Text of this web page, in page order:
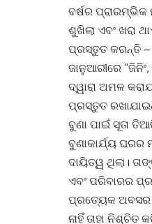
ବର୍ଷର ପ୍ରାରମ୍ଭିକ
ଶୁଖିଲା ଏବଂ ଖରା
ପ୍ରସ୍ତୁତ କରନ୍ତି –
ଜାନୁଆରୀରେ
ଦ୍ୱାରା ଅମଳ
ପ୍ରସ୍ତୁତ
ବୁଣା ପାଇଁ ସୂତା
ବୁଣାକାର୍ଯ୍ୟ ଘରର
ଦାୟିତ୍ୱ ଥିଲା।
ଏବଂ ପରିବାରର
ପ୍ରତ୍ୟେକ ଅବସର
ନାହିଁ ତାହା ନିଶ୍ଚିତ